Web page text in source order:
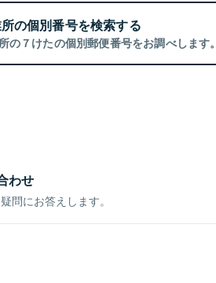
の個別番号を検索する
の７けたの個別郵便番号をお調べします。
わせ
問にお答えします。